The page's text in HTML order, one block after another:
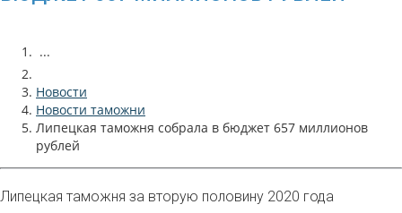
...
Новости
Новости таможни
Липецкая таможня собрала в бюджет 657 миллионов
рублей
Липецкая таможня за вторую половину 2020 года